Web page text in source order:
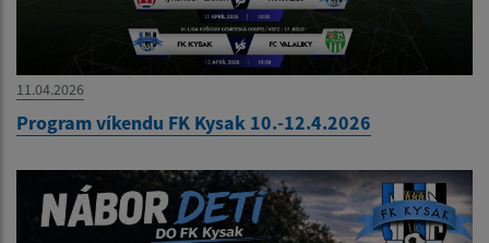
11.04.2026
Program víkendu FK Kysak 10.-12.4.2026